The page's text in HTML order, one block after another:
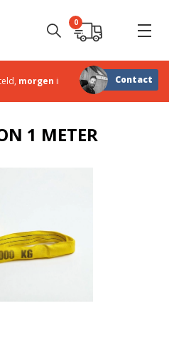
0
morgen in huisSterk in maatwerk
Contact
1 METER